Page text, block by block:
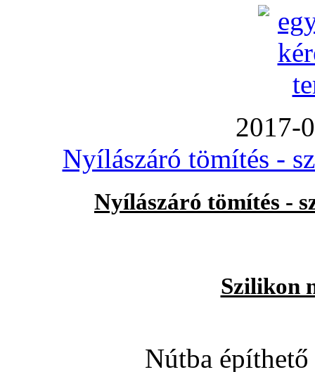
2017-
Nyílászáró tömítés -
Nyílászáró tömítés -
Szilikon
Nútba